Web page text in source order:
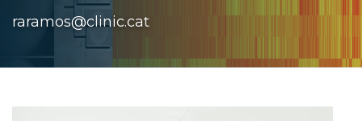
raramos@clinic.cat